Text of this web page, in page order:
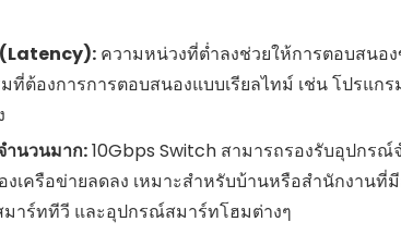
(Latency): ความหน่วงที่ต่ำลงช่วยให้การตอบสนอ
ที่ต้องการการตอบสนองแบบเรียลไทม์ เช่น โปรแก
ำนวนมาก:10Gbps Switch สามารถรองรับอุปกร
เครือข่ายลดลง เหมาะสำหรับบ้านหรือสำนักงาน
มาร์ททีวี และอุปกรณ์สมาร์ทโฮมต่างๆ